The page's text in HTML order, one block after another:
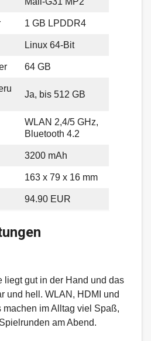
1 GB LPDDR4
Linux 64-Bit
64 GB
Ja, bis 512 GB
WLAN 2,4/5 GHz,
Bluetooth 4.2
3200 mAh
163 x 79 x 16 mm
94.90 EUR
liegt gut in der Hand und das
und hell. WLAN, HDMI und
im Alltag viel Spaß,
am Abend.